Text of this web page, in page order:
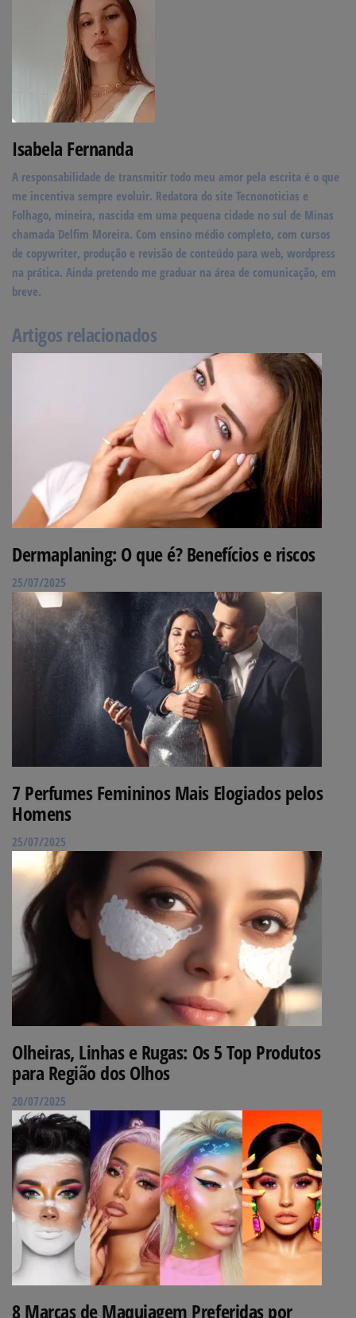
Isabela Fernanda
A responsabilidade de transmitir todo meu amor pela escrita é o que
me incentiva sempre evoluir. Redatora do site Tecnonoticias e
Folhago, mineira, nascida em uma pequena cidade no sul de Minas
chamada Delfim Moreira. Com ensino médio completo, com cursos
de copywriter, produção e revisão de conteúdo para web, wordpress
na prática. Ainda pretendo me graduar na área de comunicação, em
breve.
Artigos relacionados
Dermaplaning: O que é? Benefícios e riscos
25/07/2025
7 Perfumes Femininos Mais Elogiados pelos
Homens
25/07/2025
Olheiras, Linhas e Rugas: Os 5 Top Produtos
para Região dos Olhos
20/07/2025
8 Marcas de Maquiagem Preferidas por